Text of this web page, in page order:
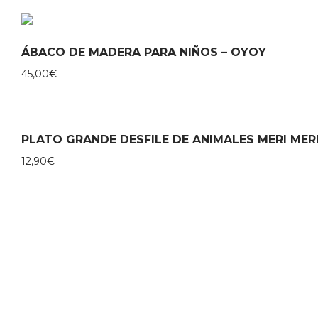
ÁBACO DE MADERA PARA NIÑOS – OYOY
45,00€
PLATO GRANDE DESFILE DE ANIMALES MERI
12,90€